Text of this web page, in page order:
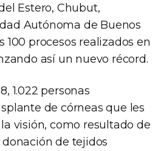
Estero, Chubut,
Autónoma de Buenos
100 procesos realizados en
así un nuevo récord.
1.022 personas
de córneas que les
visión, como resultado de
donación de tejidos